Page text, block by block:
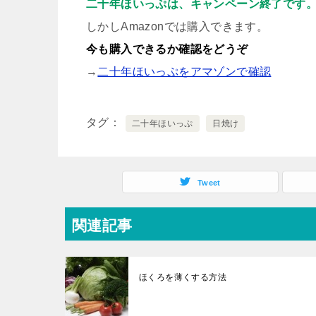
二十年ほいっぷは、キャンペーン終了です。
しかしAmazonでは購入できます。
今も購入できるか確認をどうぞ
→ 二十年ほいっぷをアマゾンで確認
タグ 二十年ほいっぷ 日焼け
Tweet
関連記事
ほくろを薄くする方法